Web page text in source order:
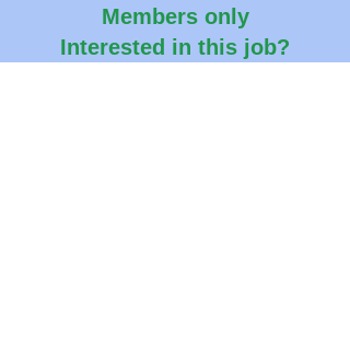
Members only
Interested in this job?